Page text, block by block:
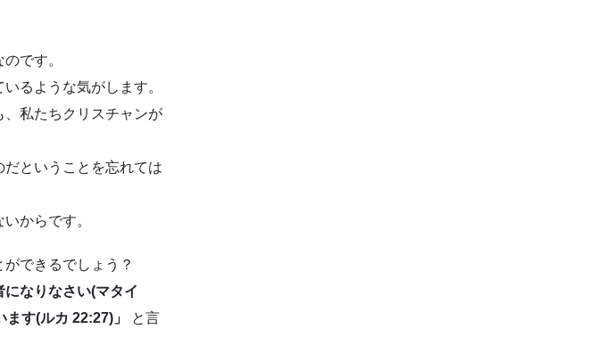
です。
るような気がします。
私たちクリスチャンが
ということを忘れては
からです。
できるでしょう？
になりなさい(マタイ
す(ルカ 22:27)」
と言